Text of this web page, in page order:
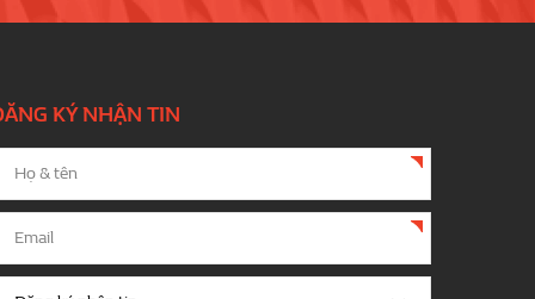
KÝ NHẬN TIN